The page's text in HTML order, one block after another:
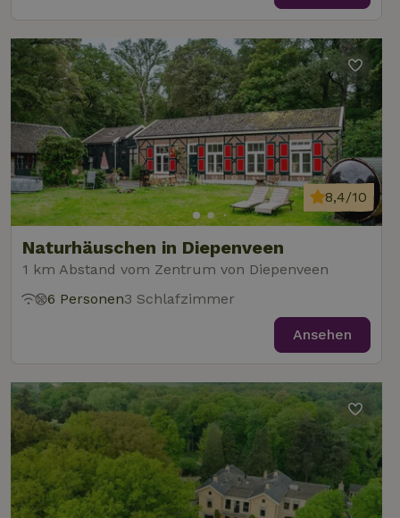
Naturhäuschen in Diepenveen
1 km Abstand vom Zentrum von Diepenveen
8,4/10
6 Personen3 Schlafzimmer
Ansehen